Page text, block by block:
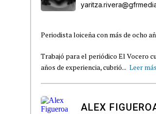
Periodista loiceña con más de ocho
Trabajó para el periódico El Vocero
años de experiencia, cubrió... Leer más
ALEX